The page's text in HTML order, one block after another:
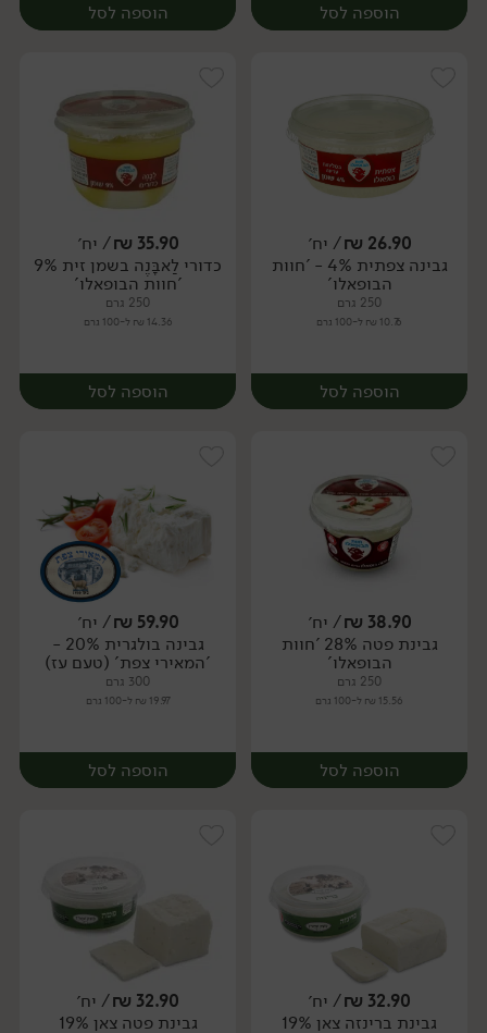
הוספה לסל
יח׳
הוספה לסל
יח׳
26.90
₪/ יח׳
גבינה צפתית 4% - 'חוות
הבופאלו'
250 גרם
10.76 ₪ ל-100 גרם
הוספה לסל
יח׳
35.90
₪/ יח׳
כדורי לַאבָּנֶה בשמן זית 9%
'חוות הבופאלו'
250 גרם
14.36 ₪ ל-100 גרם
הוספה לסל
יח׳
38.90
₪/ יח׳
גבינת פטה 28% 'חוות
הבופאלו'
250 גרם
15.56 ₪ ל-100 גרם
הוספה לסל
יח׳
59.90
₪/ יח׳
גבינה בולגרית 20% -
'המאירי צפת' (טעם עז)
300 גרם
19.97 ₪ ל-100 גרם
הוספה לסל
יח׳
32.90
₪/ יח׳
גבינת ברינזה צאן 19%
32.90
₪/ יח׳
גבינת פטה צאן 19%